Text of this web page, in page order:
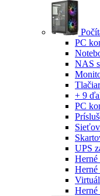
PC
NAS
+ 9
PC
UPS
Herné